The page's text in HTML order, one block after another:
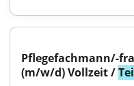
Pflegefachmann/-
(m/w/d) Vollzeit /